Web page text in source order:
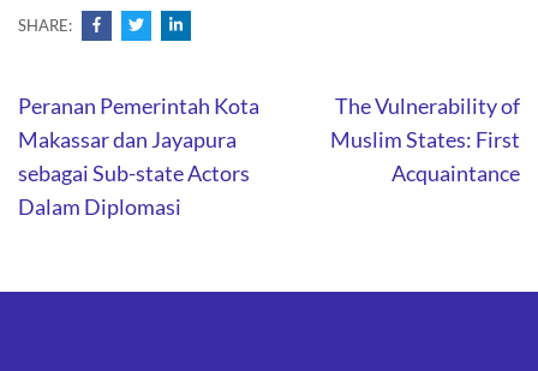
SHARE:
Post
navigation
Peranan Pemerintah Kota
Makassar dan Jayapura
sebagai Sub-state Actors
Dalam Diplomasi
The Vulnerability of
Muslim States: First
Acquaintance